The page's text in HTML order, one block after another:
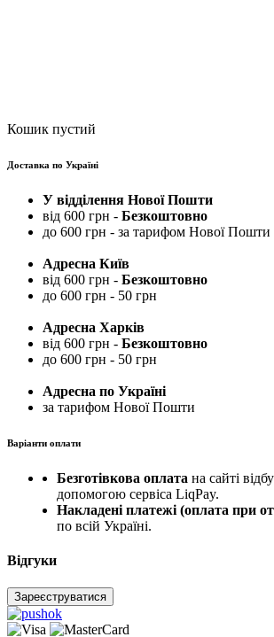
Кошик пустий
Доставка по Україні
У відділення Нової Пошти
від 600 грн - Безкоштовно
до 600 грн - за тарифом Нової Пошти
Адресна Київ
від 600 грн - Безкоштовно
до 600 грн - 50 грн
Адресна Харків
від 600 грн - Безкоштовно
до 600 грн - 50 грн
Адресна по Україні
за тарифом Нової Пошти
Варіанти оплати
Безготівкова оплата на сайті
допомогою сервіса LiqPay.
Накладені платежі (оплата при
по всій Україні.
Відгуки
Зареєструватися